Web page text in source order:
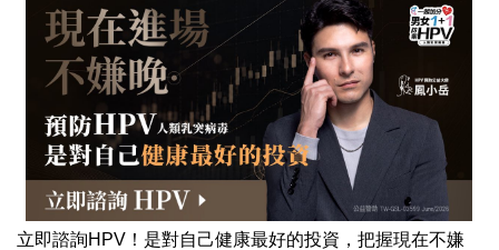
立即諮詢HPV！是對自己健康最好的投資，把握現在不嫌